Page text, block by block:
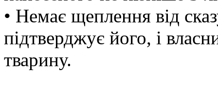
• Немає щеплення від
підтверджує його, і
тварину.